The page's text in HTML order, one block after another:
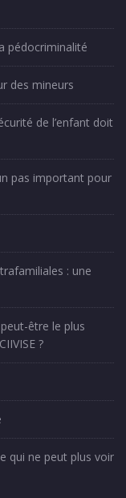
pédocriminalité
des mineurs
de l’enfant doit
pas important pour
: une
être le plus
?
qui ne peut plus voir